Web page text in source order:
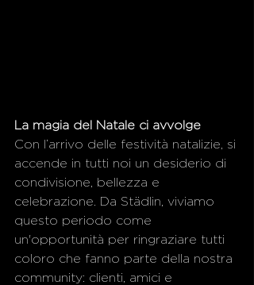
La magia del Natale ci avvolge
Con l’arrivo delle festività natalizie, si
accende in tutti noi un desiderio di
condivisione, bellezza e
celebrazione. Da Städlin, viviamo
questo periodo come
un'opportunità per ringraziare tutti
coloro che fanno parte della nostra
community: clienti, amici e